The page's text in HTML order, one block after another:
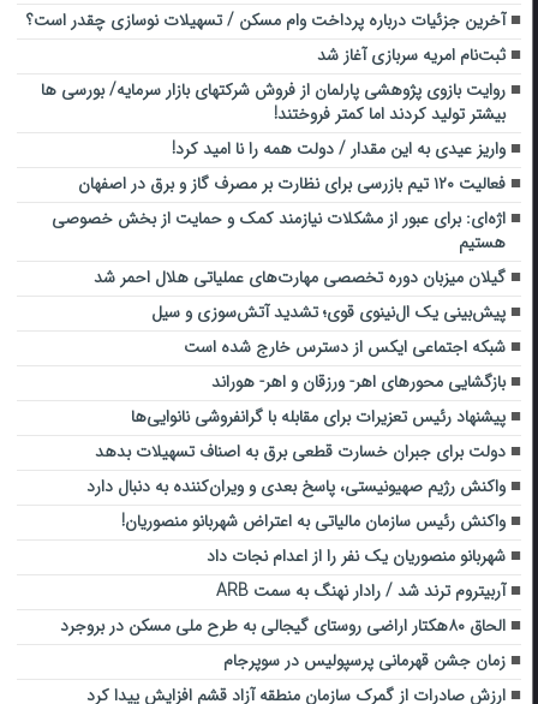
آخرین جزئیات درباره پرداخت وام مسکن / تسهیلات نوسازی چقدر است؟
ثبت‌نام امریه سربازی آغاز شد
روایت بازوی پژوهشی پارلمان از فروش شرکتهای بازار سرمایه/ بورسی ها
بیشتر تولید کردند اما کمتر فروختند!
واریز عیدی به این مقدار / دولت همه را نا امید کرد!
فعالیت ۱۲۰ تیم بازرسی برای نظارت بر مصرف گاز و برق در اصفهان
اژه‌ای: برای عبور از مشکلات نیازمند کمک و حمایت از بخش خصوصی
هستیم
گیلان میزبان دوره تخصصی مهارت‌های عملیاتی هلال احمر شد
پیش‌بینی یک ال‌نینوی قوی؛ تشدید آتش‌سوزی و سیل
شبکه اجتماعی ایکس از دسترس خارج شده است
بازگشایی محورهای اهر- ورزقان و اهر- هوراند
پیشنهاد رئیس تعزیرات برای مقابله با گرانفروشی نانوایی‌ها
دولت برای جبران خسارت قطعی برق به اصناف تسهیلات بدهد
واکنش رژیم صهیونیستی، پاسخ بعدی و ویران‌کننده به دنبال دارد
واکنش رئیس سازمان مالیاتی به اعتراض شهربانو منصوریان!
شهربانو منصوریان یک نفر را از اعدام نجات داد
آربیتروم ترند شد / رادار نهنگ به سمت ARB
الحاق ۸۰هکتار اراضی روستای گیجالی به طرح ملی مسکن در بروجرد
زمان جشن قهرمانی پرسپولیس در سوپرجام
ارزش صادرات از گمرک سازمان منطقه آزاد قشم افزایش پیدا کرد